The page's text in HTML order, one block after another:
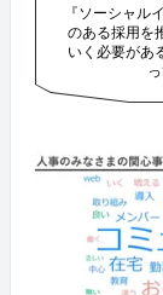
『ソーシャル
のある採用を
いく必要があ